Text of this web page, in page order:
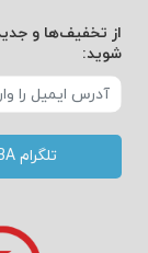
از تخفیف‌ها و
شوید:
تلگرام TMBA